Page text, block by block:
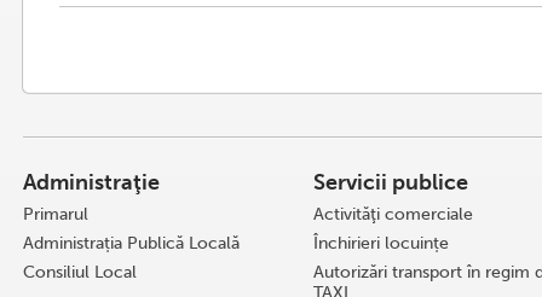
Administraţie
Primarul
Administrația Publică Locală
Consiliul Local
Servicii publice
Activităţi comerciale
Închirieri locuințe
Autorizări transport în regim
TAXI